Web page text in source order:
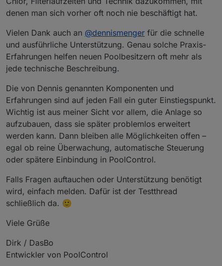
denen man sich vorher oft noch nie beschäftigt hat.
Vielen Dank auch an @dennismenger für die schnelle
und ausführliche Unterstützung. Genau solche Praxis-
Erfahrungen helfen neuen Poolbesitzern oft mehr als
jede technische Beschreibung.
Die von Dennis genannten Komponenten und
Erfahrungen sind auf jeden Fall ein guter Einstiegspunkt.
Wichtig ist aus meiner Sicht vor allem, die Anlage so
aufzubauen, dass sie später problemlos erweitert
werden kann. Dann bleiben alle Möglichkeiten offen –
egal ob reine Überwachung, automatische Steuerung
oder spätere Einbindung in PoolControl.
Falls Fragen auftauchen oder Unterstützung benötigt
wird, einfach melden. Dafür ist der Testthread
schließlich da. 🙂
Viele Grüße
Dirk / DasBo
Entwickler von PoolControl